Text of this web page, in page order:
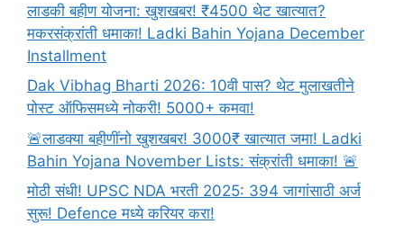
लाडकी बहीण योजना: खुशखबर! ₹4500 थेट खात्यात?
मकरसंक्रांती धमाका! Ladki Bahin Yojana December
Installment
Dak Vibhag Bharti 2026: 10वी पास? थेट मुलाखतीने
पोस्ट ऑफिसमध्ये नोकरी! 5000+ कमवा!
🚨लाडक्या बहीणींनो खुशखबर! 3000₹ खात्यात जमा! Ladki
Bahin Yojana November Lists: संक्रांती धमाका! 🚨
मोठी संधी! UPSC NDA भरती 2025: 394 जागांसाठी अर्ज
सुरू! Defence मध्ये करियर करा!